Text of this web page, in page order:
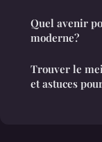
Quel avenir
moderne?
Trouver le
et astuces